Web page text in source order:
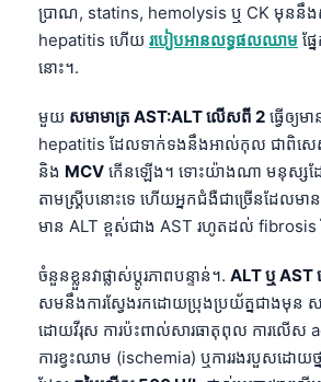
ប្រាណ, statins, hemolysis ឬ CK មុននឹងស
hepatitis ហើយ របៀបអានលទ្ធផលឈាម ផ្
នោះ។.
មួយ សមាមាត្រ AST:ALT លើសពី 2 ធ្វើឲ្យ
hepatitis ដែលទាក់ទងនឹងអាល់កុល ជាពិសេ
និង MCV កើនឡើង។ ទោះយ៉ាងណា មនុស្សដែ
តាមស្គ្រីបនោះទេ ហើយអ្នកជំងឺជាច្រើនដែលមាន
មាន ALT ខ្ពស់ជាង AST រហូតដល់ fibrosis
ចំនួនខ្លួនវាផ្លាស់ប្តូរភាពបន្ទាន់។. ALT ឬ
សមនឹងការស្វែងរកដោយប្រុងប្រយ័ត្នជាងមុន
ដោយវីរុស ការប៉ះពាល់សារធាតុពុល ការលើស
ការខ្វះឈាម (ischemia) ឬការរងរបួសដោយ